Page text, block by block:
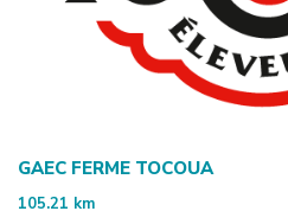
GAEC FERME TOCOUA
105.21 km